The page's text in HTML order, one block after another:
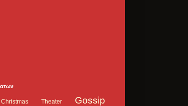
Christmas Theater Gossip